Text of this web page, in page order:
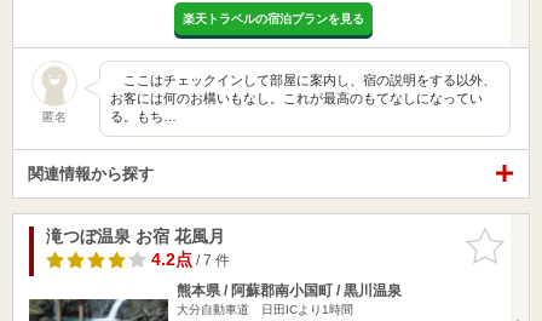
楽天トラベルの宿泊プランを見る
匿名
ここはチェックインして部屋に案内し、宿の説明をする以外、
お客には何のお構いもなし。これが最高のもてなしになってい
る。もち…
関連情報から探す
お気に入
りに追加
滝つぼ温泉 お宿 花風月
4.2点/ 7 件
熊本県 / 阿蘇郡南小国町 / 黒川温泉
大分自動車道 日田ICより1時間